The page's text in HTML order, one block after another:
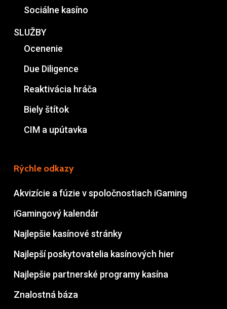
Sociálne kasíno
SLUŽBY
Ocenenie
Due Diligence
Reaktivácia hráča
Biely štítok
CIM a upútavka
Rýchle odkazy
Akvizície a fúzie v spoločnostiach iGaming
iGamingový kalendár
Najlepšie kasínové stránky
Najlepší poskytovatelia kasínových hier
Najlepšie partnerské programy kasína
Znalostná báza